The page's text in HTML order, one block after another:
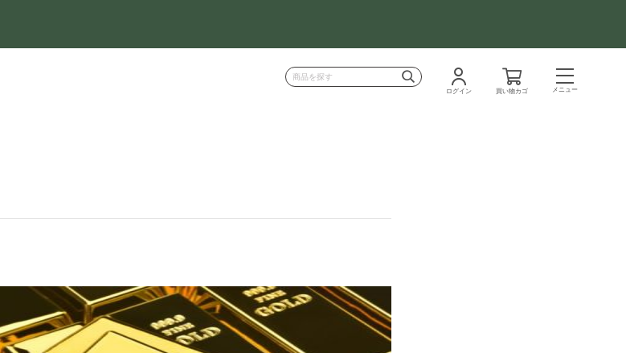
ログイン 買い物カゴ メニュー